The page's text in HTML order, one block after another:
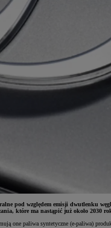
pod względem emisji dwutlenku
które ma nastąpić już około 2030
one paliwa syntetyczne (e-paliwa)